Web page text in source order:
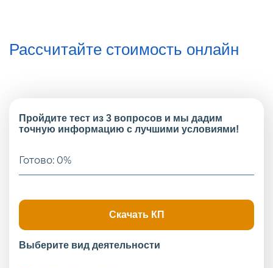
Рассчитайте стоимость онлайн
Пройдите тест из 3 вопросов и мы дадим
точную информацию с лучшими условиями!
Скачать КП
Готово: 0%
Выберите вид деятельности